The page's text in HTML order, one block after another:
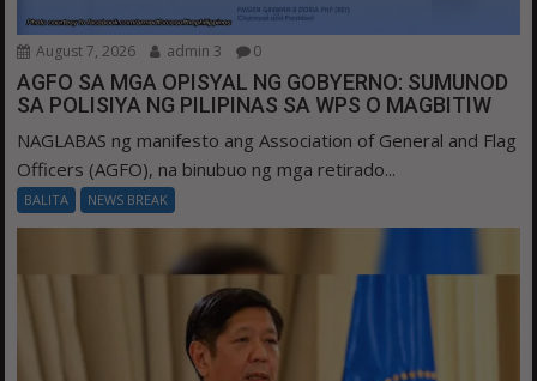
August 7, 2026 admin 3 0
AGFO SA MGA OPISYAL NG GOBYERNO: SUMUNOD
SA POLISIYA NG PILIPINAS SA WPS O MAGBITIW
NAGLABAS ng manifesto ang Association of General and Flag
Officers (AGFO), na binubuo ng mga retirado...
BALITA NEWS BREAK